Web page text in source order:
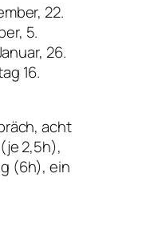
22.
5.
26.
16.
acht
2,5h),
(6h), ein